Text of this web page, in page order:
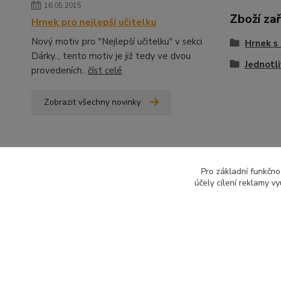
16.05.2015
Hrnek pro nejlepší učitelku
Nový motiv pro "Nejlepší učitelku" v sekci
Dárky.., tento motiv je již tedy ve dvou
provedeních.. číst celé
Zobrazit všechny novinky
Zboží
Hrnek
Pro základní
účely cílení reklamy